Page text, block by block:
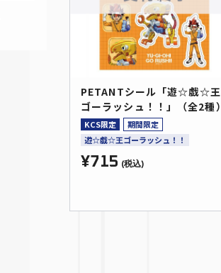
PETANTシール「遊☆戯☆王
ゴーラッシュ！！」（全2種）
KCS限定
期間限定
遊☆戯☆王ゴーラッシュ！！
¥715 (税込)